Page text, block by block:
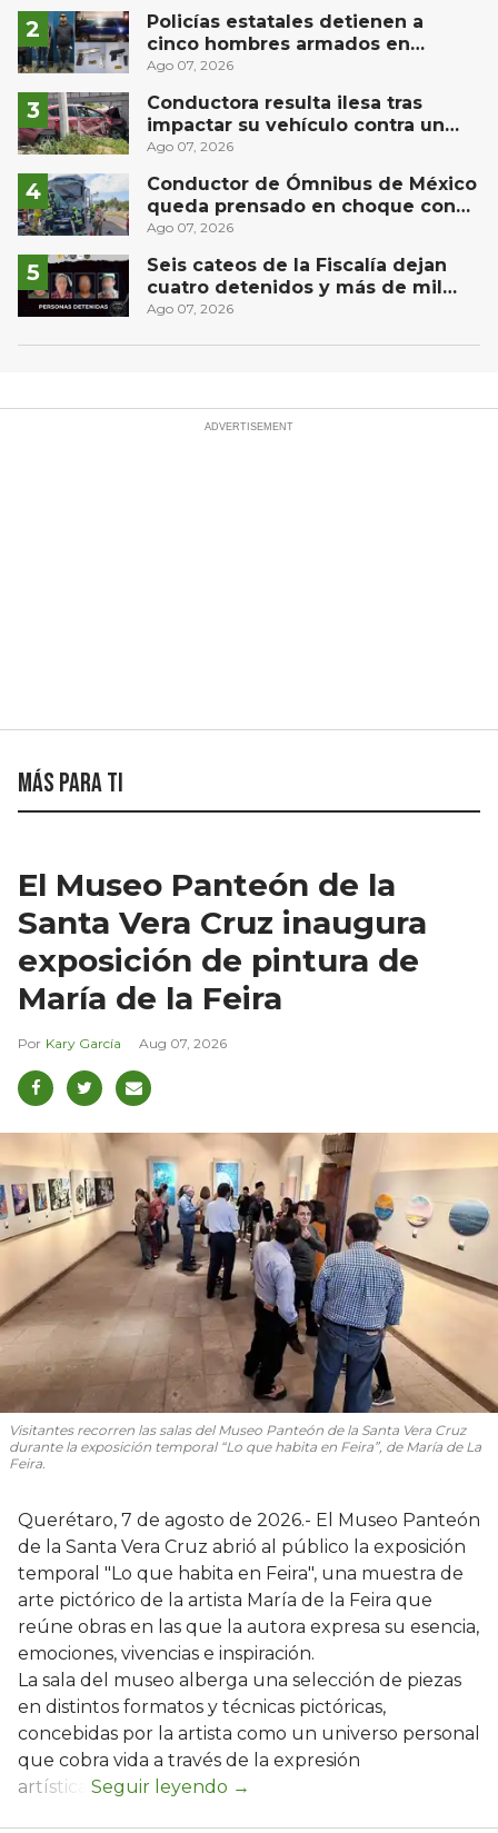
Policías estatales detienen a
cinco hombres armados en
Puebla capital
Ago 07, 2026
Conductora resulta ilesa tras
impactar su vehículo contra un
muro en Huimilpan
Ago 07, 2026
Conductor de Ómnibus de México
queda prensado en choque con
materialista en San Juan del Río
Ago 07, 2026
Seis cateos de la Fiscalía dejan
cuatro detenidos y más de mil
dosis aseguradas en Querétaro
Ago 07, 2026
Más para ti
El Museo Panteón de la
Santa Vera Cruz inaugura
exposición de pintura de
María de la Feira
Kary García Aug 07, 2026
Visitantes recorren las salas del Museo Panteón de la Santa Vera Cruz
durante la exposición temporal “Lo que habita en Feira”, de María de La
Feira.
Querétaro, 7 de agosto de 2026.- El Museo Panteón
de la Santa Vera Cruz abrió al público la exposición
temporal "Lo que habita en Feira", una muestra de
arte pictórico de la artista María de la Feira que
reúne obras en las que la autora expresa su esencia,
emociones, vivencias e inspiración.
La sala del museo alberga una selección de piezas
en distintos formatos y técnicas pictóricas,
concebidas por la artista como un universo personal
que cobra vida a través de la expresión
artística.